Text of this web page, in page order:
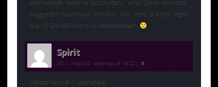
ellenkezőjét lehetne bizonyítani, amit Spirit mondott.
Magyarán hasonlóan ironikus volt, mint a többi régió
top 10 GM-ből levont következtetésem.
Spirit
2011. május 8. vasárnap at 16:22 #
Válasz Hero #11 üzenetére: